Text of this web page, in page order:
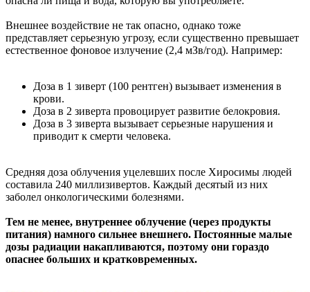
Внешнее воздействие не так опасно, однако тоже
представляет серьезную угрозу, если существенно превышает
естественное фоновое излучение (2,4 мЗв/год). Например:
Доза в 1 зиверт (100 рентген) вызывает изменения в
крови.
Доза в 2 зиверта провоцирует развитие белокровия.
Доза в 3 зиверта вызывает серьезные нарушения и
приводит к смерти человека.
Средняя доза облучения уцелевших после Хиросимы людей
составила 240 миллизивертов. Каждый десятый из них
заболел онкологическими болезнями.
Тем не менее, внутреннее облучение (через продукты
питания) намного сильнее внешнего. Постоянные малые
дозы радиации накапливаются, поэтому они гораздо
опаснее больших и кратковременных.